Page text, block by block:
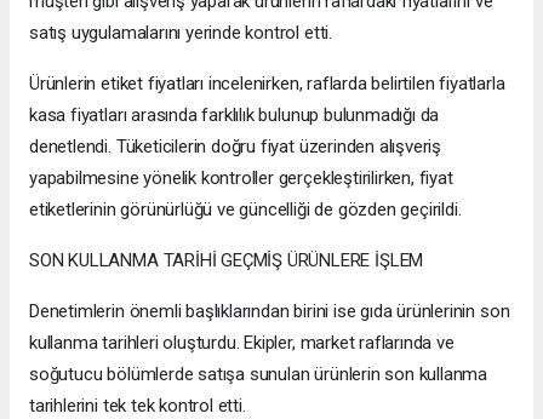
satış uygulamalarını yerinde kontrol etti.
Ürünlerin etiket fiyatları incelenirken, raflarda belirtilen fiyatlarla
kasa fiyatları arasında farklılık bulunup bulunmadığı da
denetlendi. Tüketicilerin doğru fiyat üzerinden alışveriş
yapabilmesine yönelik kontroller gerçekleştirilirken, fiyat
etiketlerinin görünürlüğü ve güncelliği de gözden geçirildi.
SON KULLANMA TARİHİ GEÇMİŞ ÜRÜNLERE İŞLEM
Denetimlerin önemli başlıklarından birini ise gıda ürünlerinin son
kullanma tarihleri oluşturdu. Ekipler, market raflarında ve
soğutucu bölümlerde satışa sunulan ürünlerin son kullanma
tarihlerini tek tek kontrol etti.